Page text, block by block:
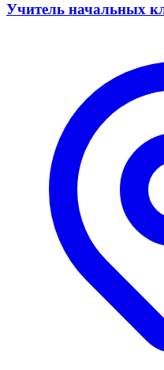
Учитель начальных